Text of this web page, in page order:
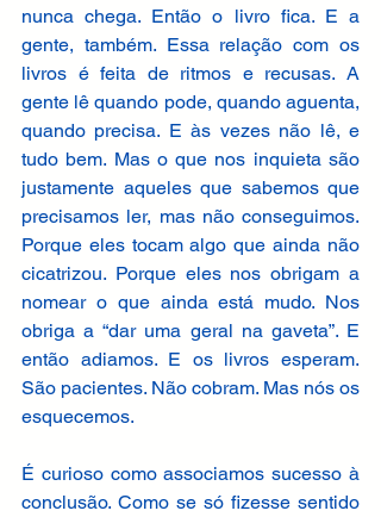
nunca chega. Então o livro fica. E a
gente, também. Essa relação com os
livros é feita de ritmos e recusas. A
gente lê quando pode, quando aguenta,
quando precisa. E às vezes não lê, e
tudo bem. Mas o que nos inquieta são
justamente aqueles que sabemos que
precisamos ler, mas não conseguimos.
Porque eles tocam algo que ainda não
cicatrizou. Porque eles nos obrigam a
nomear o que ainda está mudo. Nos
obriga a “dar uma geral na gaveta”. E
então adiamos. E os livros esperam.
São pacientes. Não cobram. Mas nós os
esquecemos.
É curioso como associamos sucesso à
conclusão. Como se só fizesse sentido